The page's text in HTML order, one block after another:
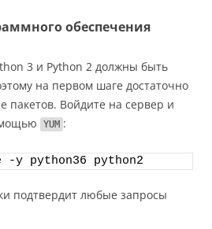
обеспечения
3 и Python 2 должны быть
на первом шаге достаточно
пакетов. Войдите на сервер и
YUM :
-y python36 python2
подтвердит любые запросы